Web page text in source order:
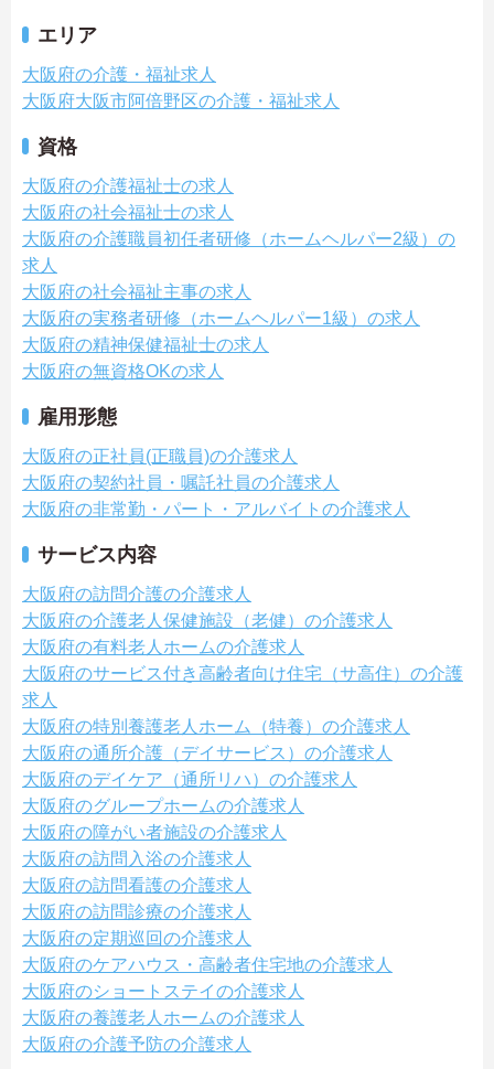
エリア
大阪府の介護・福祉求人
大阪府大阪市阿倍野区の介護・福祉求人
資格
大阪府の介護福祉士の求人
大阪府の社会福祉士の求人
大阪府の介護職員初任者研修（ホームヘルパー2級）の
求人
大阪府の社会福祉主事の求人
大阪府の実務者研修（ホームヘルパー1級）の求人
大阪府の精神保健福祉士の求人
大阪府の無資格OKの求人
雇用形態
大阪府の正社員(正職員)の介護求人
大阪府の契約社員・嘱託社員の介護求人
大阪府の非常勤・パート・アルバイトの介護求人
サービス内容
大阪府の訪問介護の介護求人
大阪府の介護老人保健施設（老健）の介護求人
大阪府の有料老人ホームの介護求人
大阪府のサービス付き高齢者向け住宅（サ高住）の介護
求人
大阪府の特別養護老人ホーム（特養）の介護求人
大阪府の通所介護（デイサービス）の介護求人
大阪府のデイケア（通所リハ）の介護求人
大阪府のグループホームの介護求人
大阪府の障がい者施設の介護求人
大阪府の訪問入浴の介護求人
大阪府の訪問看護の介護求人
大阪府の訪問診療の介護求人
大阪府の定期巡回の介護求人
大阪府のケアハウス・高齢者住宅地の介護求人
大阪府のショートステイの介護求人
大阪府の養護老人ホームの介護求人
大阪府の介護予防の介護求人